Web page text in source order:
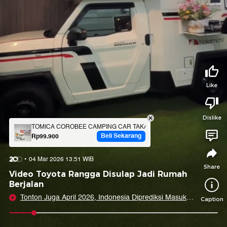
Like
Dislike
Share
Caption
TOMICA COROBEE CAMPING CAR TAKARA TOMY DIECAST
Rp99.900 Beli Sekarang
04 Mar 2026 13:51 WIB
Video Toyota Rangga Disulap Jadi Rumah
Berjalan
Tonton Juga April 2026, Indonesia Diprediksi Masuk
Share to
Facebook X Whatsapp
Suka video ini?
Login untuk menyampaikan pendapat.
Masuk
Tidak suka video ini?
Login untuk menyampaikan pendapat.
Masuk